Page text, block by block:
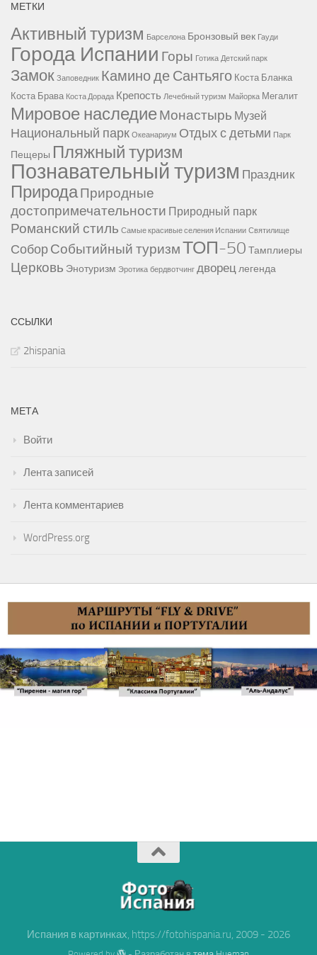
МЕТКИ
Активный туризм Барселона Бронзовый век Гауди
Города Испании Горы Готика Детский парк
Замок Заповедник Камино де Сантьяго Коста Бланка
Коста Брава Коста Дорада Крепость Лечебный туризм Майорка Мегалит
Мировое наследиеМонастырь Музей
Национальный парк Океанариум Отдых с детьми Парк
Пещеры Пляжный туризм
Познавательный туризм Праздник
ПриродаПриродные
достопримечательности Природный парк
Романский стиль Самые красивые селения Испании Святилище
СоборСобытийный туризмТОП-50 Тамплиеры
Церковь Энотуризм Эротика бердвотчинг дворецлегенда
ССЫЛКИ
2hispania
МЕТА
Войти
Лента записей
Лента комментариев
WordPress.org
Испания в картинках, https://fotohispania.ru, 2009 - 2026